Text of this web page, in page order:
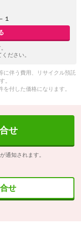
１
ださい。
に伴う費用、リサイクル預託
。
付した価格になります。
せ
通知されます。
せ